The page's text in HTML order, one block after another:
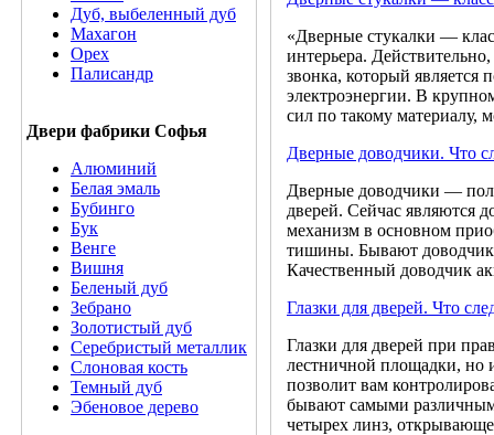
Дуб, выбеленный дуб
Махагон
Орех
Палисандр
Двери фабрики Софья
Алюминий
Белая эмаль
Бубинго
Бук
Венге
Вишня
Беленый дуб
Зебрано
Золотистый дуб
Серебристый металлик
Слоновая кость
Темный дуб
Эбеновое дерево
«Дверные стукалки —
интерьера.
звонка, который является
электроэнергии. В
сил по такому материалу,
Дверные доводчики. Что
Дверные доводчики —
дверей. Сейчас являются
механизм в основном
тишины. Бывают
Качественный доводчик
Глазки для дверей. Что
Глазки для дверей при
лестничной площадки, но
позволит вам
бывают самыми
четырех линз,